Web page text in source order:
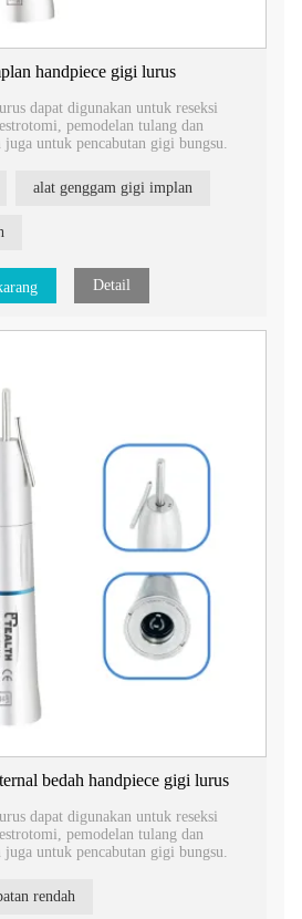
handpiece gigi lurus
dapat digunakan untuk reseksi
pemodelan tulang dan
juga untuk pencabutan gigi bungsu.
alat genggam gigi implan
Detail
bedah handpiece gigi lurus
dapat digunakan untuk reseksi
pemodelan tulang dan
juga untuk pencabutan gigi bungsu.
rendah